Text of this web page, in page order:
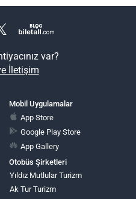
var?
İletişim
Mobil Uygulamalar
App Store
Google Play Store
App Gallery
Otobüs Şirketleri
Yıldız Mutlular Turizm
Ak Tur Turizm